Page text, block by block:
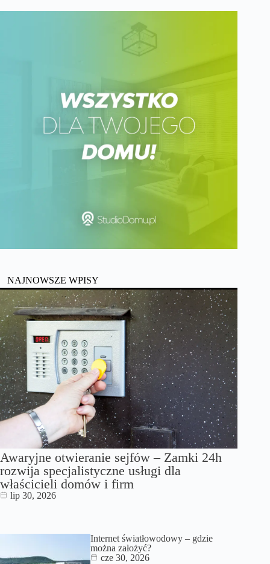
NAJNOWSZE WPISY
Awaryjne otwieranie sejfów – Zamki 24h
rozwija specjalistyczne usługi dla
właścicieli domów i firm
lip 30, 2026
Internet światłowodowy – gdzie
można założyć?
cze 30, 2026